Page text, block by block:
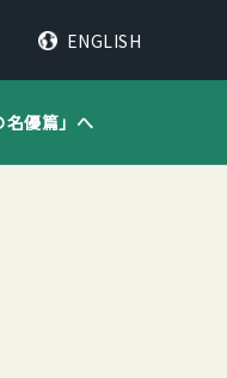
ENGLISH
名優篇」へ